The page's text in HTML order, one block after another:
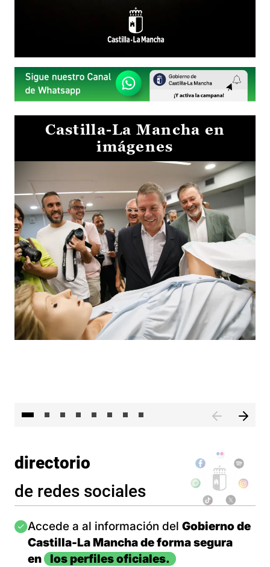
Castilla-La Mancha en
imágenes
directorio
de redes sociales
Imagen
Accede a al información del Gobierno de
Castilla-La Mancha de forma segura
en
los perfiles oficiales.